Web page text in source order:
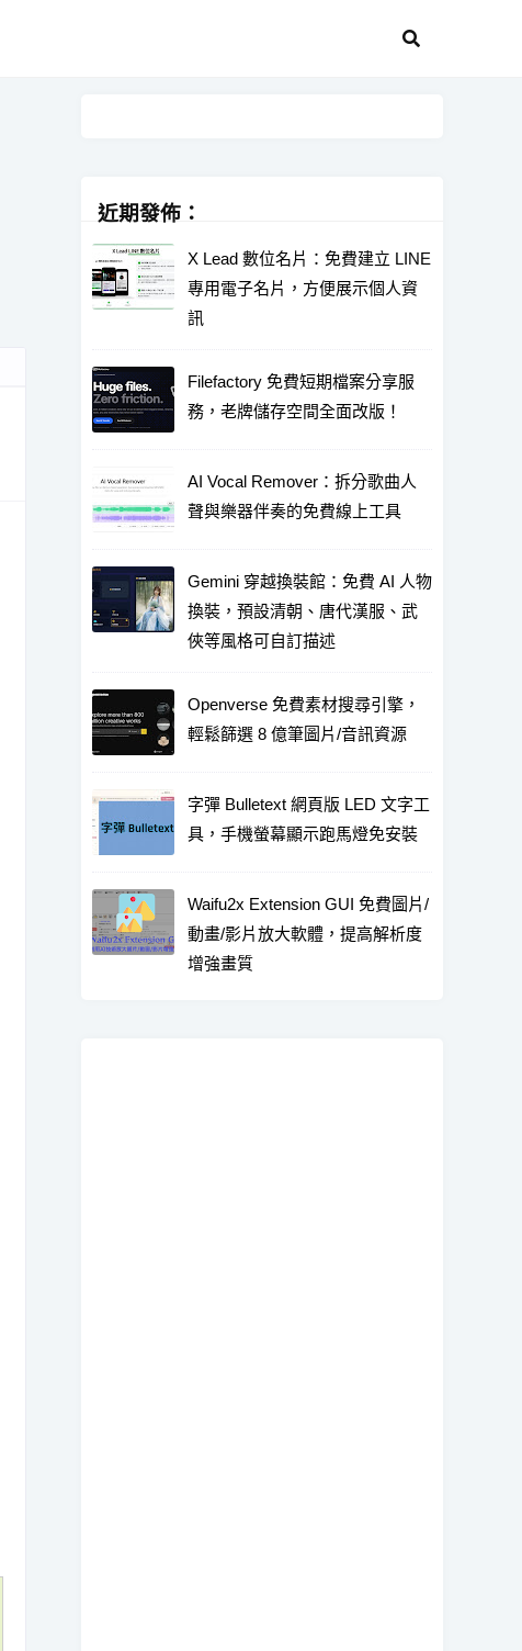
近期發佈：
X Lead 數位名片：免費建立 LINE
專用電子名片，方便展示個人資
訊
Filefactory 免費短期檔案分享服
務，老牌儲存空間全面改版！
AI Vocal Remover：拆分歌曲人
聲與樂器伴奏的免費線上工具
Gemini 穿越換裝館：免費 AI 人物
換裝，預設清朝、唐代漢服、武
俠等風格可自訂描述
Openverse 免費素材搜尋引擎，
輕鬆篩選 8 億筆圖片/音訊資源
字彈 Bulletext 網頁版 LED 文字工
具，手機螢幕顯示跑馬燈免安裝
Waifu2x Extension GUI 免費圖片/
動畫/影片放大軟體，提高解析度
增強畫質